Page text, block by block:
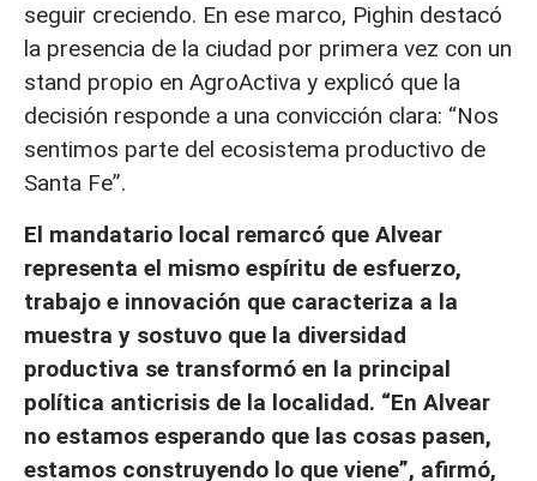
seguir creciendo. En ese marco, Pighin destacó
la presencia de la ciudad por primera vez con un
stand propio en AgroActiva y explicó que la
decisión responde a una convicción clara: “Nos
sentimos parte del ecosistema productivo de
Santa Fe”.
El mandatario local remarcó que Alvear
representa el mismo espíritu de esfuerzo,
trabajo e innovación que caracteriza a la
muestra y sostuvo que la diversidad
productiva se transformó en la principal
política anticrisis de la localidad. “En Alvear
no estamos esperando que las cosas pasen,
estamos construyendo lo que viene”, afirmó,